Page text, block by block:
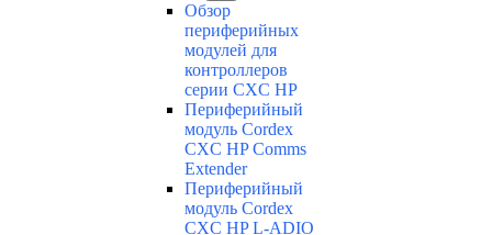
Обзор
периферийных
модулей для
контроллеров
серии CXC HP
Периферийный
модуль Cordex
CXC HP Comms
Extender
Периферийный
модуль Cordex
CXC HP L-ADIO